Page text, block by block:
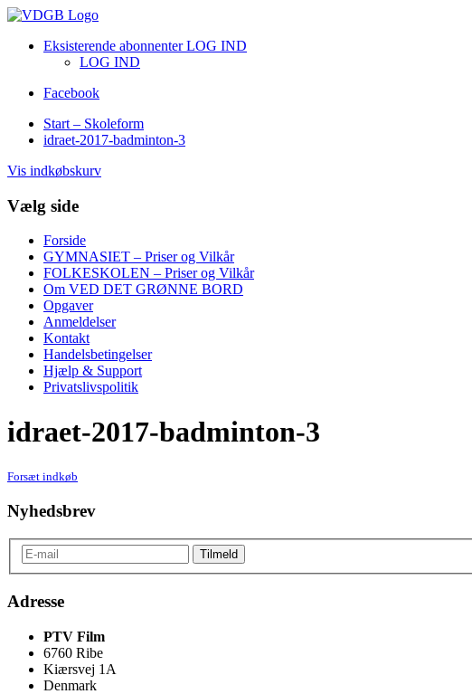
Eksisterende abonnenter LOG IND
LOG IND
Facebook
Start – Skoleform
idraet-2017-badminton-3
Vis indkøbskurv
Vælg side
Forside
GYMNASIET – Priser og Vilkår
FOLKESKOLEN – Priser og Vilkår
Om VED DET GRØNNE BORD
Opgaver
Anmeldelser
Kontakt
Handelsbetingelser
Hjælp & Support
Privatslivspolitik
idraet-2017-badminton-3
Forsæt indkøb
Nyhedsbrev
Adresse
PTV Film
6760 Ribe
Kiærsvej 1A
Denmark